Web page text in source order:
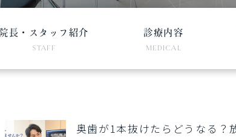
院長・スタッフ紹介
STAFF
診療内容
MEDICAL
奥歯が1本抜けたらどうなる？